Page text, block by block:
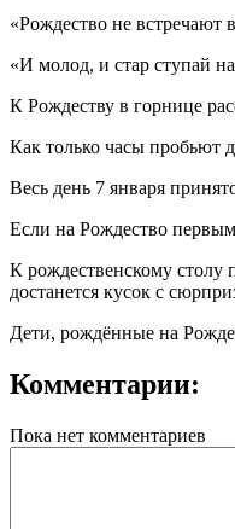
«Рождество не встречают
«И молод, и стар ступай
К Рождеству в горнице
Как только часы пробьют
Весь день 7 января
Если на Рождество первым
К рождественскому столу
достанется кусок с
Дети, рождённые на
Комментарии:
Пока нет комментариев